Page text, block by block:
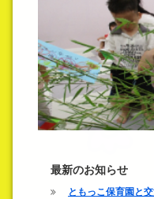
最新のお知らせ
ともっこ保育園と